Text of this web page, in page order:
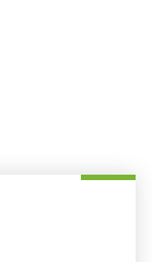
факты и